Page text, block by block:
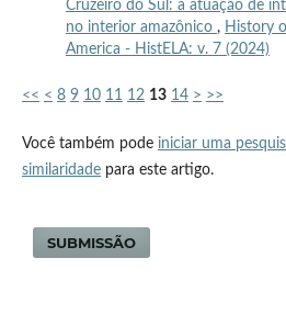
Cruzeiro do Sul: a atuação de
no interior amazônico , History
America - HistELA: v. 7 (2024)
<< < 8 9 10 11 12 13 14 > >>
Você também pode iniciar uma
similaridadepara este artigo.
SUBMISSÃO